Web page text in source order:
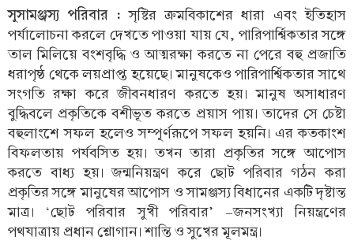
সুসামঞ্জস্য পরিবার : সৃষ্টির ক্রমবিকাশের ধারা এবং ইতিহাস
পর্যালোচনা করলে দেখতে পাওয়া যায় যে, পারিপার্শ্বিকতার সঙ্গে
তাল মিলিয়ে বংশবৃদ্ধি ও আত্মরক্ষা করতে না পেরে বহু প্রজাতি
ধরাপৃষ্ঠ থেকে লয়প্রাপ্ত হয়েছে। মানুষকেও পারিপার্শ্বিকতার সাথে
সংগতি রক্ষা করে জীবনধারণ করতে হয়। মানুষ অসাধারণ
বুদ্ধিবলে প্রকৃতিকে বশীভূত করতে প্রয়াস পায়। তাদের সে চেষ্টা
বহুলাংশে সফল হলেও সম্পূর্ণরূপে সফল হয়নি। এর কতকাংশ
বিফলতায় পর্যবসিত হয়। তখন তারা প্রকৃতির সঙ্গে আপোস
করতে বাধ্য হয়। জন্মনিয়ন্ত্রণ করে ছোট পরিবার গঠন করা
প্রকৃতির সঙ্গে মানুষের আপোস ও সামঞ্জস্য বিধানের একটি দৃষ্টান্ত
মাত্র। ‘ছোট পরিবার সুখী পরিবার’ –জনসংখ্যা নিয়ন্ত্রণের
পথযাত্রায় প্রধান শ্লোগান। শান্তি ও সুখের মূলমন্ত্র।